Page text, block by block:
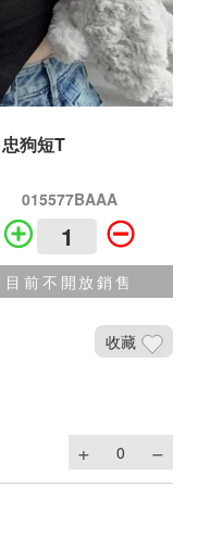
狗短T
015577BAAA
目前不開放銷售
收藏